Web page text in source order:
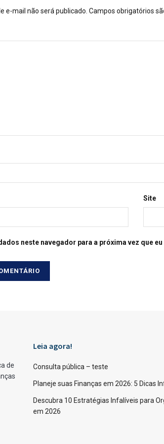
e-mail não será publicado. Campos obrigatórios
Site
neste navegador para a próxima vez que
de
Leia agora!
Consulta pública – teste
Planeje suas Finanças em 2026: 5 Dicas
Descubra 10 Estratégias Infalíveis para
em 2026